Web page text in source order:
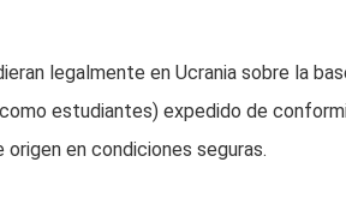
legalmente en Ucrania sobre la
estudiantes) expedido de
origen en condiciones seguras.